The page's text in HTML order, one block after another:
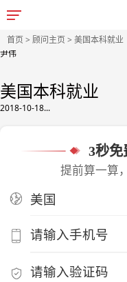
首页> 顾问主页> 美国本科就业
尹伟
美国本科就业
2018-10-18...
3秒免
提前算一算